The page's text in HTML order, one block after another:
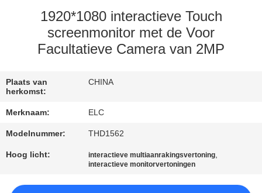
KWALITEITSCONTROLE
CONTACTEER
CITAAT
1920*1080 interactieve Touch
screenmonitor met de Voor
Facultatieve Camera van 2MP
Plaats van
herkomst:
CHINA
Merknaam: ELC
Modelnummer: THD1562
Hoog licht: interactieve multiaanrakingsvertoning,
interactieve monitorvertoningen